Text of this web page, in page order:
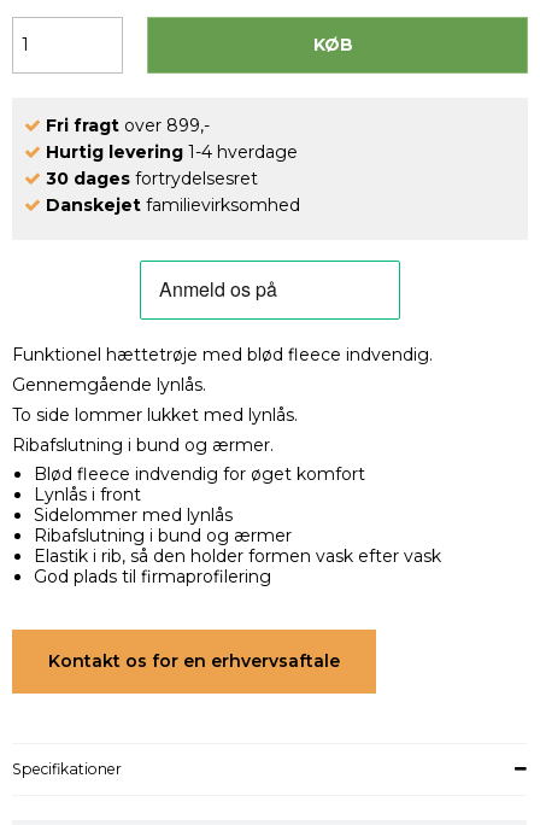
KØB
Fri fragt over 899,-
Hurtig levering 1-4 hverdage
30 dages fortrydelsesret
Danskejet familievirksomhed
Funktionel hættetrøje med blød fleece indvendig.
Gennemgående lynlås.
To side lommer lukket med lynlås.
Ribafslutning i bund og ærmer.
Blød fleece indvendig for øget komfort
Lynlås i front
Sidelommer med lynlås
Ribafslutning i bund og ærmer
Elastik i rib, så den holder formen vask efter vask
God plads til firmaprofilering
Kontakt os for en erhvervsaftale
Specifikationer